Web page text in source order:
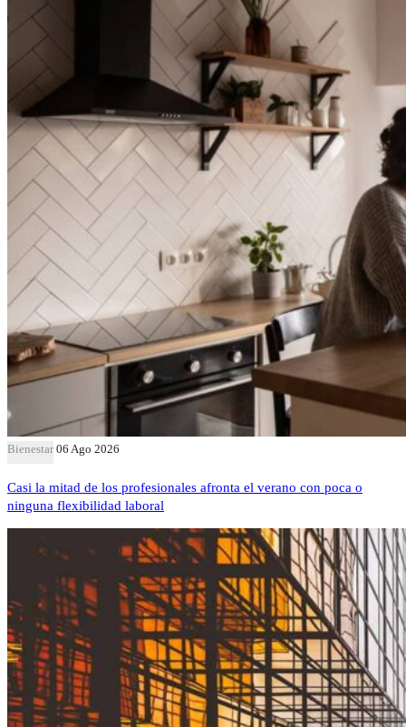
Bienestar 06 Ago 2026
Casi la mitad de los profesionales afronta el verano con poca o
ninguna flexibilidad laboral